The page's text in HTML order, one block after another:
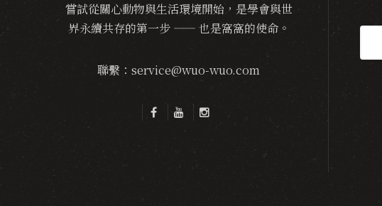
嘗試從關心動物與生活環境開始，是學會與世
界永續共存的第一步 —— 也是窩窩的使命。
聯繫：service@wuo-wuo.com